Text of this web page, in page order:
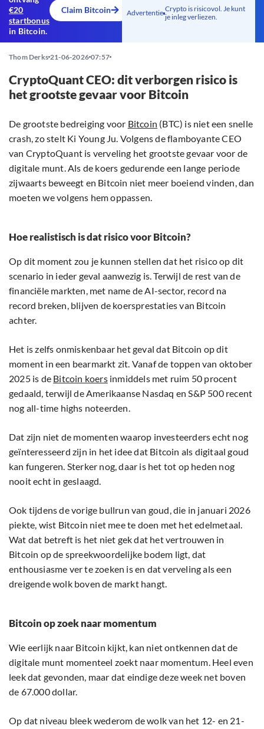
€20
startbonus
in Bitcoin.
Claim Bitcoin Advertentie Crypto is risicovol. Je kunt
je inleg verliezen.
Thom Derks 21-06-2026 07:57
CryptoQuant CEO: dit verborgen risico is
het grootste gevaar voor Bitcoin
De grootste bedreiging voor Bitcoin (BTC) is niet een snelle
crash, zo stelt Ki Young Ju. Volgens de flamboyante CEO
van CryptoQuant is verveling het grootste gevaar voor de
digitale munt. Als de koers gedurende een lange periode
zijwaarts beweegt en Bitcoin niet meer boeiend vinden, dan
moeten we volgens hem oppassen.
Hoe realistisch is dat risico voor Bitcoin?
Op dit moment zou je kunnen stellen dat het risico op dit
scenario in ieder geval aanwezig is. Terwijl de rest van de
financiële markten, met name de AI-sector, record na
record breken, blijven de koersprestaties van Bitcoin
achter.
Het is zelfs onmiskenbaar het geval dat Bitcoin op dit
moment in een bearmarkt zit. Vanaf de toppen van oktober
2025 is de Bitcoin koersinmiddels met ruim 50 procent
gedaald, terwijl de Amerikaanse Nasdaq en S&P 500 recent
nog all-time highs noteerden.
Dat zijn niet de momenten waarop investeerders echt nog
geïnteresseerd zijn in het idee dat Bitcoin als digitaal goud
kan fungeren. Sterker nog, daar is het tot op heden nog
nooit echt in geslaagd.
Ook tijdens de vorige bullrun van goud, die in januari 2026
piekte, wist Bitcoin niet mee te doen met het edelmetaal.
Wat dat betreft is het niet gek dat het vertrouwen in
Bitcoin op de spreekwoordelijke bodem ligt, dat
enthousiasme ver te zoeken is en dat verveling als een
dreigende wolk boven de markt hangt.
Bitcoin op zoek naar momentum
Wie eerlijk naar Bitcoin kijkt, kan niet ontkennen dat de
digitale munt momenteel zoekt naar momentum. Heel even
leek dat gevonden, maar dat eindige deze week net boven
de 67.000 dollar.
Op dat niveau bleek wederom de wolk van het 12- en 21-